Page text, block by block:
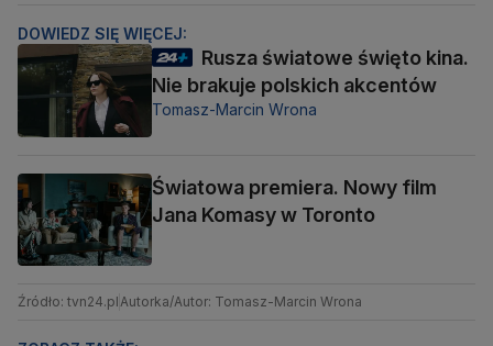
DOWIEDZ SIĘ WIĘCEJ:
Rusza światowe święto kina.
Nie brakuje polskich akcentów
Tomasz-Marcin Wrona
Światowa premiera. Nowy film
Jana Komasy w Toronto
Źródło: tvn24.plAutorka/Autor: Tomasz-Marcin Wrona